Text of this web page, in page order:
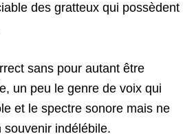
des gratteux qui possèdent
sans pour autant être
un peu le genre de voix qui
et le spectre sonore mais ne
indélébile.